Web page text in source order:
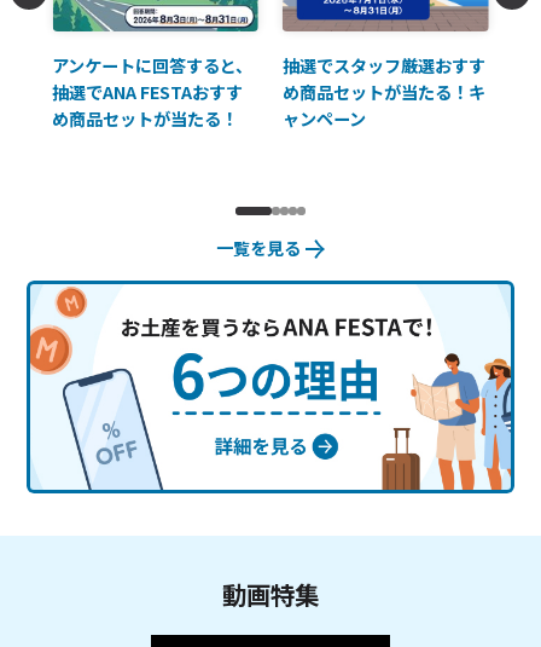
アンケートに回答すると、
抽選でANA FESTAおすす
め商品セットが当たる！
抽選でスタッフ厳選おすす
め商品セットが当たる！キ
ャンペーン
一覧を見る
動画特集